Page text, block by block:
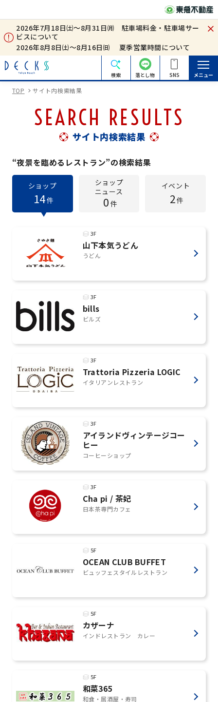
2026年7月18日㈯～8月31日㈪ 駐車場料金・駐車場サー
ビスについて
2026年8月8日㈯～8月16日㈰ 夏季営業時間について
検索 落とし物 SNS メニュー
TOP サイト内検索結果
SEARCH RESULTS
サイト内検索結果
“夜景を臨めるレストラン”の検索結果
ショップ
14件
ショップ
ニュース
0 件
イベント
2件
3F
山下本気うどん
うどん
3F
bills
ビルズ
3F
Trattoria Pizzeria LOGIC
イタリアンレストラン
3F
アイランドヴィンテージコー
ヒー
コーヒーショップ
3F
Cha pi / 茶妃
日本茶専門カフェ
5F
OCEAN CLUB BUFFET
ビュッフェスタイルレストラン
5F
カザーナ
インドレストラン カレー
5F
和菜365
和食・居酒屋・寿司